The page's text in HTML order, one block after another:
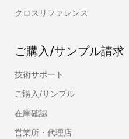
クロスリファレンス
ご購入/サンプル請求
技術サポート
ご購入/サンプル
在庫確認
営業所・代理店